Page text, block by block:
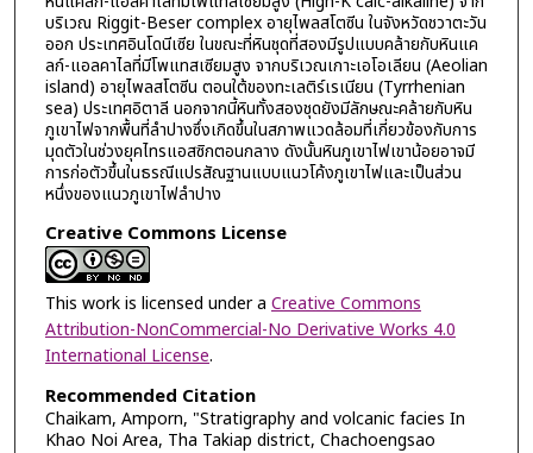
บริเวณ Riggit-Beser complex อายุไพลสโตซีน ในจังหวัดชวาตะวัน
ออก ประเทศอินโดนีเซีย ในขณะที่หินชุดที่สองมีรูปแบบคล้ายกับหินแค
ลก์-แอลคาไลที่มีโพแทสเซียมสูง จากบริเวณเกาะเอโอเลียน (Aeolian
island) อายุไพลสโตซีน ตอนใต้ของทะเลติร์เรเนียน (Tyrrhenian
sea) ประเทศอิตาลี นอกจากนี้หินทั้งสองชุดยังมีลักษณะคล้ายกับหิน
ภูเขาไฟจากพื้นที่ลำปางซึ่งเกิดขึ้นในสภาพแวดล้อมที่เกี่ยวข้องกับการ
มุดตัวในช่วงยุคไทรแอสซิกตอนกลาง ดังนั้นหินภูเขาไฟเขาน้อยอาจมี
การก่อตัวขึ้นในธรณีแปรสัณฐานแบบแนวโค้งภูเขาไฟและเป็นส่วน
หนึ่งของแนวภูเขาไฟลำปาง
Creative Commons License
This work is licensed under a Creative Commons
Attribution-NonCommercial-No Derivative Works 4.0
International License.
Recommended Citation
Chaikam, Amporn, "Stratigraphy and volcanic facies In
Khao Noi Area, Tha Takiap district, Chachoengsao